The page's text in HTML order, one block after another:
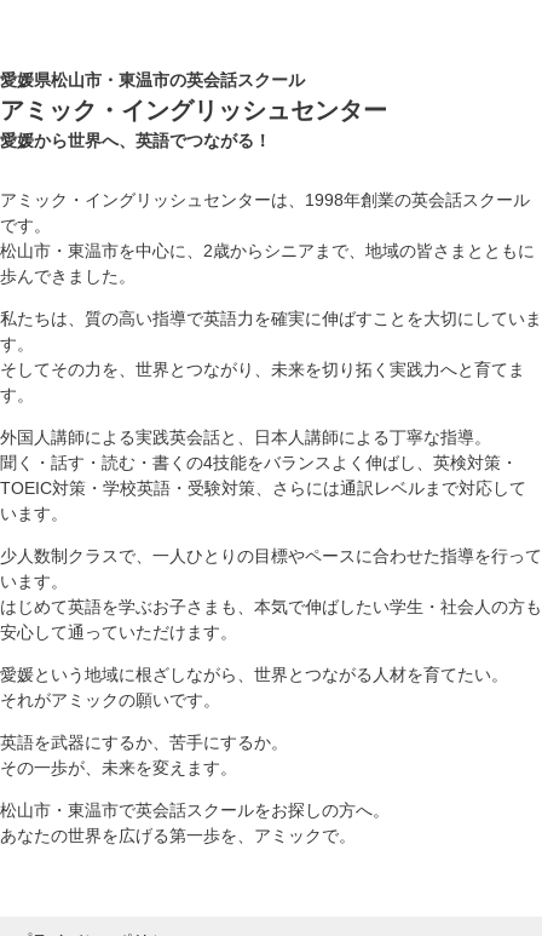
愛媛県松山市・東温市の英会話スクール
アミック・イングリッシュセンター
愛媛から世界へ、英語でつながる！
アミック・イングリッシュセンターは、1998年創業の英会話スクール
です。
松山市・東温市を中心に、2歳からシニアまで、地域の皆さまとともに
歩んできました。
私たちは、質の高い指導で英語力を確実に伸ばすことを大切にしていま
す。
そしてその力を、世界とつながり、未来を切り拓く実践力へと育てま
す。
外国人講師による実践英会話と、日本人講師による丁寧な指導。
聞く・話す・読む・書くの4技能をバランスよく伸ばし、英検対策・
TOEIC対策・学校英語・受験対策、さらには通訳レベルまで対応して
います。
少人数制クラスで、一人ひとりの目標やペースに合わせた指導を行って
います。
はじめて英語を学ぶお子さまも、本気で伸ばしたい学生・社会人の方も
安心して通っていただけます。
愛媛という地域に根ざしながら、世界とつながる人材を育てたい。
それがアミックの願いです。
英語を武器にするか、苦手にするか。
その一歩が、未来を変えます。
松山市・東温市で英会話スクールをお探しの方へ。
あなたの世界を広げる第一歩を、アミックで。